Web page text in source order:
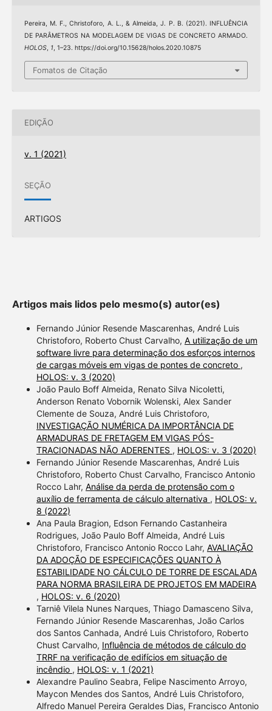
Pereira, M. F., Christoforo, A. L., & Almeida, J. P. B. (2021). INFLUÊNCIA
DE PARÂMETROS NA MODELAGEM DE VIGAS DE CONCRETO ARMADO.
HOLOS, 1, 1–23. https://doi.org/10.15628/holos.2020.10875
Fomatos de Citação
EDIÇÃO
v. 1 (2021)
SEÇÃO
ARTIGOS
Artigos mais lidos pelo mesmo(s) autor(es)
Fernando Júnior Resende Mascarenhas, André Luis
Christoforo, Roberto Chust Carvalho, A utilização de um
software livre para determinação dos esforços internos
de cargas móveis em vigas de pontes de concreto ,
HOLOS: v. 3 (2020)
João Paulo Boff Almeida, Renato Silva Nicoletti,
Anderson Renato Vobornik Wolenski, Alex Sander
Clemente de Souza, André Luis Christoforo,
INVESTIGAÇÃO NUMÉRICA DA IMPORTÂNCIA DE
ARMADURAS DE FRETAGEM EM VIGAS PÓS-
TRACIONADAS NÃO ADERENTES , HOLOS: v. 3 (2020)
Fernando Júnior Resende Mascarenhas, André Luis
Christoforo, Roberto Chust Carvalho, Francisco Antonio
Rocco Lahr, Análise da perda de protensão com o
auxílio de ferramenta de cálculo alternativa , HOLOS: v.
8 (2022)
Ana Paula Bragion, Edson Fernando Castanheira
Rodrigues, João Paulo Boff Almeida, André Luis
Christoforo, Francisco Antonio Rocco Lahr, AVALIAÇÃO
DA ADOÇÃO DE ESPECIFICAÇÕES QUANTO À
ESTABILIDADE NO CÁLCULO DE TORRE DE ESCALADA
PARA NORMA BRASILEIRA DE PROJETOS EM MADEIRA
, HOLOS: v. 6 (2020)
Tarniê Vilela Nunes Narques, Thiago Damasceno Silva,
Fernando Júnior Resende Mascarenhas, João Carlos
dos Santos Canhada, André Luis Christoforo, Roberto
Chust Carvalho, Influência de métodos de cálculo do
TRRF na verificação de edifícios em situação de
incêndio , HOLOS: v. 1 (2021)
Alexandre Paulino Seabra, Felipe Nascimento Arroyo,
Maycon Mendes dos Santos, André Luis Christoforo,
Alfredo Manuel Pereira Geraldes Dias, Francisco Antonio